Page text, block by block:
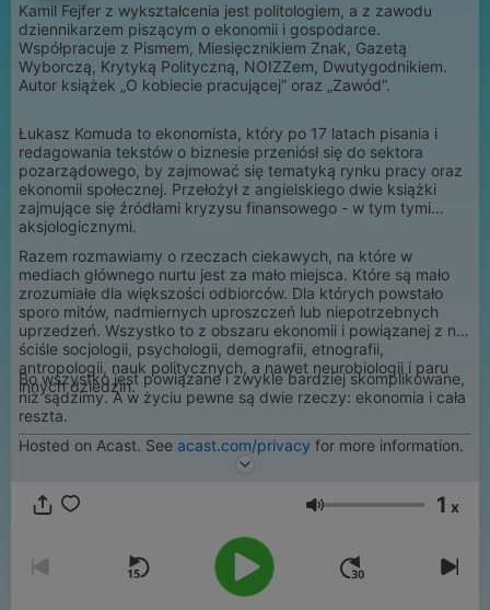
Kamil Fejfer z wykształcenia jest politologiem, a z zawodu
dziennikarzem piszącym o ekonomii i gospodarce.
Współpracuje z Pismem, Miesięcznikiem Znak, Gazetą
Wyborczą, Krytyką Polityczną, NOIZZem, Dwutygodnikiem.
Autor książek „O kobiecie pracującej” oraz „Zawód”.
Łukasz Komuda to ekonomista, który po 17 latach pisania i
redagowania tekstów o biznesie przeniósł się do sektora
pozarządowego, by zajmować się tematyką rynku pracy oraz
ekonomii społecznej. Przełożył z angielskiego dwie książki
zajmujące się źródłami kryzysu finansowego - w tym tymi
aksjologicznymi.
Razem rozmawiamy o rzeczach ciekawych, na które w
mediach głównego nurtu jest za mało miejsca. Które są mało
zrozumiałe dla większości odbiorców. Dla których powstało
sporo mitów, nadmiernych uproszczeń lub niepotrzebnych
uprzedzeń. Wszystko to z obszaru ekonomii i powiązanej z nią
ściśle socjologii, psychologii, demografii, etnografii,
antropologii, nauk politycznych, a nawet neurobiologii i paru
innych dziedzin.
Bo wszystko jest powiązane i zwykle bardziej skomplikowane,
niż sądzimy. A w życiu pewne są dwie rzeczy: ekonomia i cała
reszta.
Hosted on Acast. See acast.com/privacy for more information.
Volume 1 x